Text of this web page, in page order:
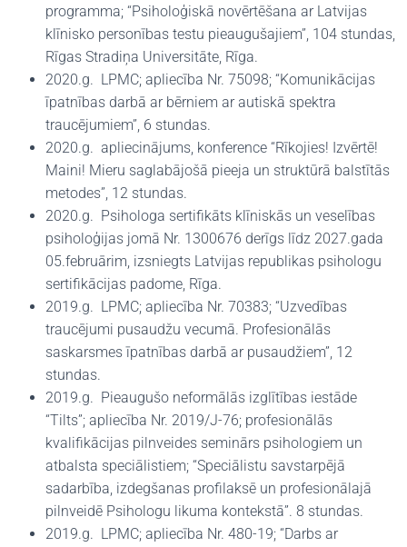
programma; “Psiholoģiskā novērtēšana ar Latvijas
klīnisko personības testu pieaugušajiem”, 104 stundas,
Rīgas Stradiņa Universitāte, Rīga.
2020.g. LPMC; apliecība Nr. 75098; “Komunikācijas
īpatnības darbā ar bērniem ar autiskā spektra
traucējumiem”, 6 stundas.
2020.g. apliecinājums, konference “Rīkojies! Izvērtē!
Maini! Mieru saglabājošā pieeja un struktūrā balstītās
metodes”, 12 stundas.
2020.g. Psihologa sertifikāts klīniskās un veselības
psiholoģijas jomā Nr. 1300676 derīgs līdz 2027.gada
05.februārim, izsniegts Latvijas republikas psihologu
sertifikācijas padome, Rīga.
2019.g. LPMC; apliecība Nr. 70383; “Uzvedības
traucējumi pusaudžu vecumā. Profesionālās
saskarsmes īpatnības darbā ar pusaudžiem”, 12
stundas.
2019.g. Pieaugušo neformālās izglītības iestāde
“Tilts”; apliecība Nr. 2019/J-76; profesionālās
kvalifikācijas pilnveides seminārs psihologiem un
atbalsta speciālistiem; “Speciālistu savstarpējā
sadarbība, izdegšanas profilaksē un profesionālajā
pilnveidē Psihologu likuma kontekstā”. 8 stundas.
2019.g. LPMC; apliecība Nr. 480-19; “Darbs ar